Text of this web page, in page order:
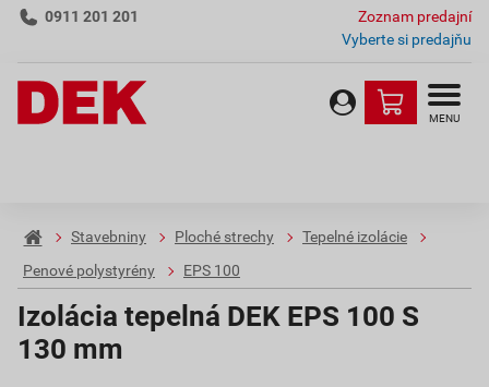
0911 201 201
Zoznam predajní
Vyberte si predajňu
MENU
Stavebniny Ploché strechy
Tepelné izolácie
Penové polystyrény
EPS 100
Izolácia tepelná DEK EPS 100 S
130 mm